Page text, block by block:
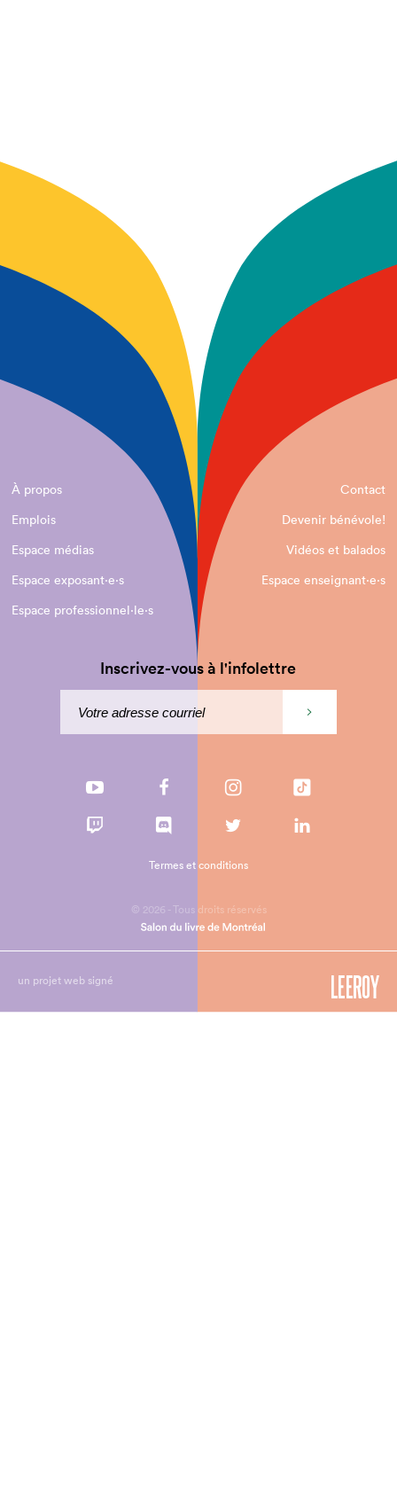
À propos
Contact
Emplois
Devenir bénévole!
Espace médias
Vidéos et balados
Espace exposant·e⋅s
Espace enseignant·e⋅s
Espace professionnel·le⋅s
Inscrivez-vous à l'infolettre
© 2026 - Tous droits réservés
Termes et conditions
un projet web signé